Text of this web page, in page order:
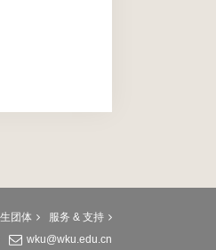
团体
服务 & 支持
wku@wku.edu.cn